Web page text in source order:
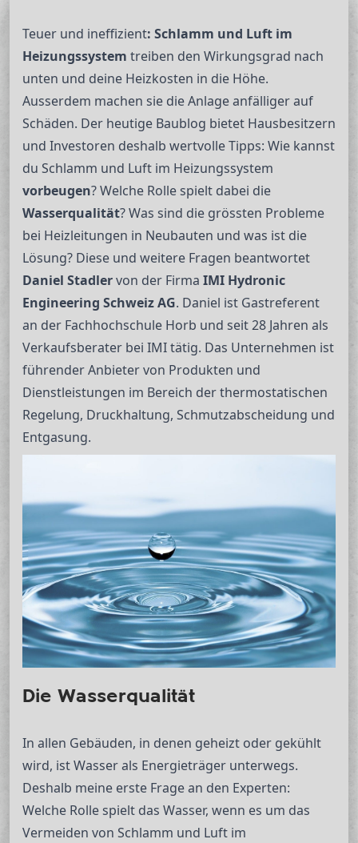
Teuer und ineffizient: Schlamm und Luft im
Heizungssystem treiben den Wirkungsgrad nach
unten und deine Heizkosten in die Höhe.
Ausserdem machen sie die Anlage anfälliger auf
Schäden. Der heutige Baublog bietet Hausbesitzern
und Investoren deshalb wertvolle Tipps: Wie kannst
du Schlamm und Luft im Heizungssystem
vorbeugen? Welche Rolle spielt dabei die
Wasserqualität? Was sind die grössten Probleme
bei Heizleitungen in Neubauten und was ist die
Lösung? Diese und weitere Fragen beantwortet
Daniel Stadlervon der Firma IMI Hydronic
Engineering Schweiz AG. Daniel ist Gastreferent
an der Fachhochschule Horb und seit 28 Jahren als
Verkaufsberater bei IMI tätig. Das Unternehmen ist
führender Anbieter von Produkten und
Dienstleistungen im Bereich der thermostatischen
Regelung, Druckhaltung, Schmutzabscheidung und
Entgasung.
Die Wasserqualität
In allen Gebäuden, in denen geheizt oder gekühlt
wird, ist Wasser als Energieträger unterwegs.
Deshalb meine erste Frage an den Experten:
Welche Rolle spielt das Wasser, wenn es um das
Vermeiden von Schlamm und Luft im